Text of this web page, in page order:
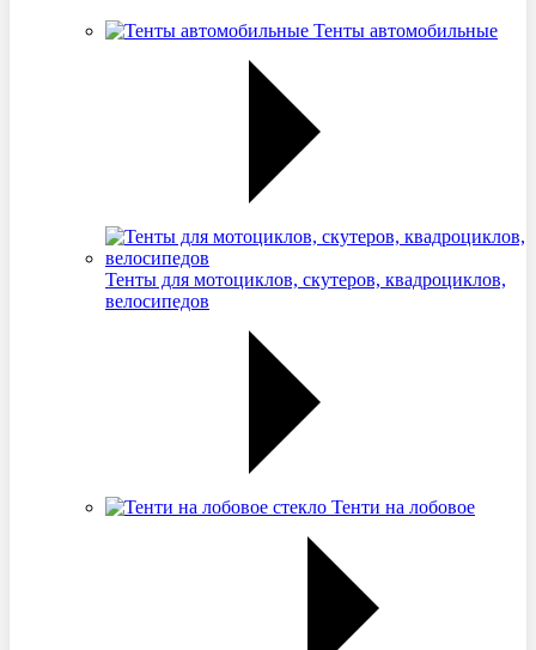
Тенты автомобильные
Тенты для мотоциклов, скутеров, квадроциклов,
велосипедов
Тенти на лобовое